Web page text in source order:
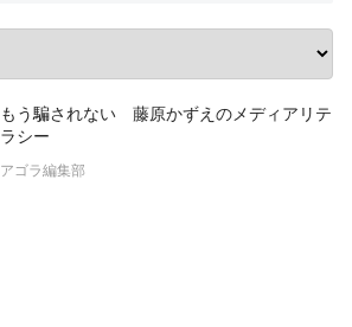
もう騙されない 藤原かずえのメディアリテ
ラシー
アゴラ編集部